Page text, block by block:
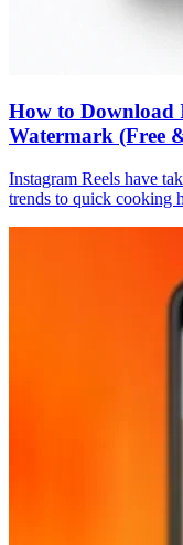
How to Download
Watermark (Free
Instagram Reels have
trends to quick cooking